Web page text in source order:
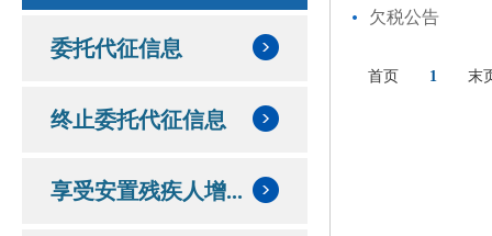
委托代征信息
终止委托代征信息
享受安置残疾人增...
欠税公告
首页 1 末